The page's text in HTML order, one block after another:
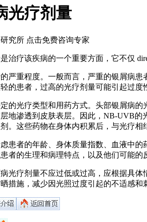
光疗剂量
究所 点击免费咨询专家
治疗该疾病的一个重要方面，它不仅
严重程度。一般而言，严重的银屑病
的患者，过高的光疗剂量可能引起过度
的光疗类型和用药方式。头部银屑病
地渗透到皮肤表层。因此，NB-UVB
。这些药物在身体内积累后，与光疗
患者的年龄、身体质量指数、血液中
者的生理和病理特点，以及他们可能的
光疗剂量不应过低或过高，应根据具
措施，减少因光照过度引起的不适感和